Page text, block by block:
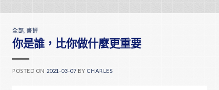
全部 ,書評
你是誰，比你做什麼更重要
POSTED ON 2021-03-07 BY CHARLES